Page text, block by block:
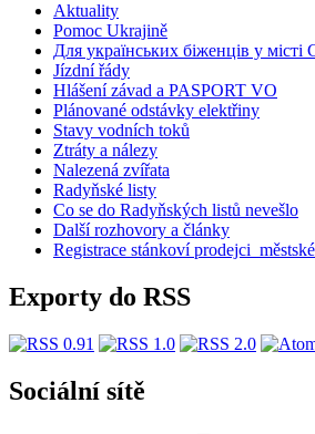
Aktuality
Pomoc Ukrajině
Для українських біженців у
Jízdní řády
Hlášení závad a PASPORT VO
Plánované odstávky elektřiny
Stavy vodních toků
Ztráty a nálezy
Nalezená zvířata
Radyňské listy
Co se do Radyňských listů nevešlo
Další rozhovory a články
Registrace stánkoví
Exporty do RSS
Sociální sítě